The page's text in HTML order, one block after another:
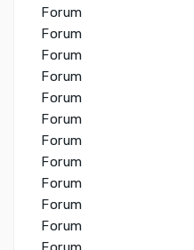
Forum
Forum
Forum
Forum
Forum
Forum
Forum
Forum
Forum
Forum
Forum